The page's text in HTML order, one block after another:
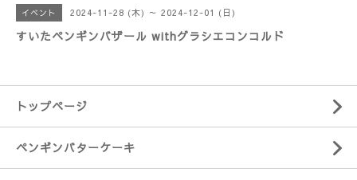
イベント 2024-11-28 (木) ～ 2024-12-01 (日)
すいたペンギンバザール withグラシエコンコルド
トップページ
ペンギンバターケーキ